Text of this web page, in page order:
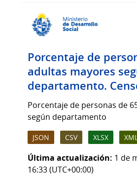
Porcentaje de
adultas mayores
departamento.
Porcentaje de personas de
según departamento
JSON CSV XLSX
Última actualización: 1 de
16:33 (UTC+00:00)